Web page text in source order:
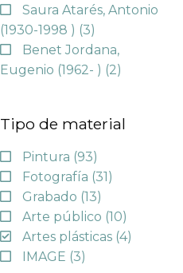
Saura Atarés, Antonio
(1930-1998 ) (3)
Benet Jordana,
Eugenio (1962- ) (2)
Tipo de material
Pintura (93)
Fotografía (31)
Grabado (13)
Arte público (10)
Artes plásticas (4)
IMAGE (3)